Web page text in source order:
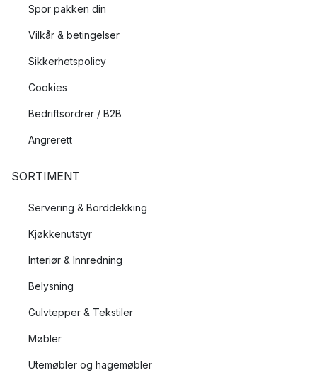
Spor pakken din
Vilkår & betingelser
Sikkerhetspolicy
Cookies
Bedriftsordrer / B2B
Angrerett
SORTIMENT
Servering & Borddekking
Kjøkkenutstyr
Interiør & Innredning
Belysning
Gulvtepper & Tekstiler
Møbler
Utemøbler og hagemøbler